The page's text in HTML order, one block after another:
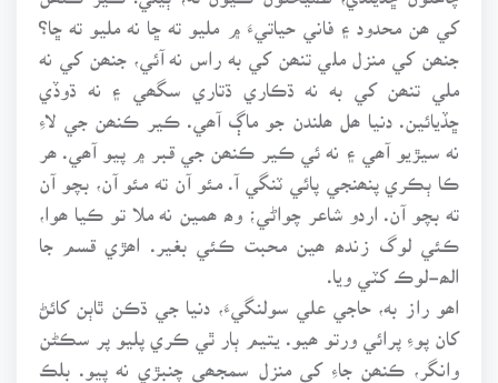
کي ھن محدود ۽ فاني حياتيءَ ۾ مليو ته ڇا نه مليو ته ڇا؟
جنھن کي منزل ملي تنھن کي به راس نه آئي، جنھن کي نه
ملي تنھن کي به نه ڌڪاري ڌتاري سگھي ۽ نه ڌوڏي
ڇڏيائين. دنيا ھل ھلندن جو ماڳ آھي. ڪير ڪنھن جي لاءِ
نه سيڙيو آھي ۽ نه ئي ڪير ڪنھن جي قبر ۾ پيو آھي. ھر
ڪا ٻڪري پنھنجي پائي ٽنگي آ. مئو آن ته مئو آن، بچو آن
ته بچو آن. اردو شاعر چواڻي؛ وھ ھمين نه ملا تو ڪيا ھوا،
ڪئي لوگ زندھ ھين محبت ڪئي بغير. اھڙي قسم جا
الھ-لوڪ کٽي ويا.
اھو راز به، حاجي علي سولنگيءَ، دنيا جي ڌڪن ٿاٻن کائڻ
کان پوءِ پرائي ورتو ھيو. يتيم ٻار ٿي ڪري پليو پر سڪڻن
وانگر، ڪنھن جاءِ کي منزل سمجھي چنبڙي نه پيو. بلڪ